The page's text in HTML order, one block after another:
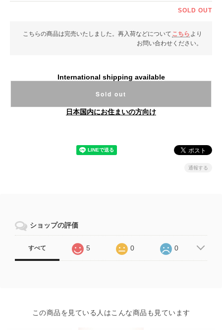
SOLD OUT
こちらの商品は完売いたしました。再入荷などについて こちら より
お問い合わせください。
International shipping available
Sold out
日本国内にお住まいの方向け
通報する
ショップの評価
すべて 5 0 0
この商品を見ている人はこんな商品も見ています